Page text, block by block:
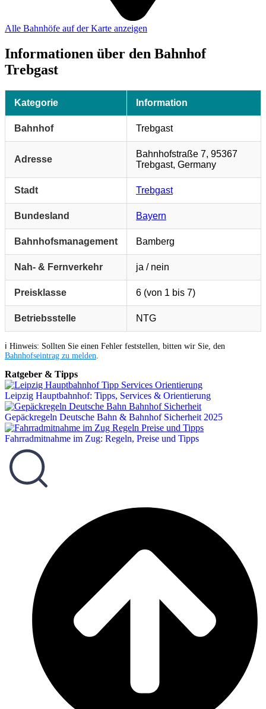
Alle Bahnhöfe auf der Karte anzeigen
Informationen über den Bahnhof
Trebgast
Kategorie Information
Bahnhof Trebgast
Adresse
Bahnhofstraße 7, 95367
Trebgast, Germany
Stadt Trebgast
Bundesland Bayern
Bahnhofsmanagement Bamberg
Nah- & Fernverkehr ja / nein
Preisklasse 6 (von 1 bis 7)
Betriebsstelle NTG
ℹ️ Hinweis: Sollten Sie einen Fehler feststellen, bitten wir Sie, den
Bahnhofseintrag zu melden
Ratgeber & Tipps
Leipzig Hauptbahnhof: Tipps, Services & Orientierung
Gepäckregeln Deutsche Bahn & Bahnhof Sicherheit 2025
Fahrradmitnahme im Zug: Regeln, Preise und Tipps